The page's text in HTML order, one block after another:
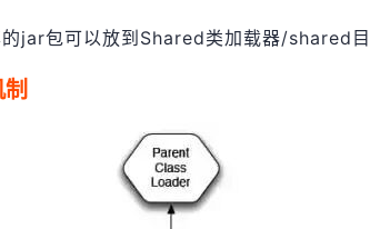
的jar包可以放到Shared类加载器/shared